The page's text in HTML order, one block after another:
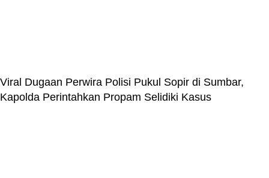
Viral Dugaan Perwira Polisi Pukul Sopir di Sumbar,
Kapolda Perintahkan Propam Selidiki Kasus